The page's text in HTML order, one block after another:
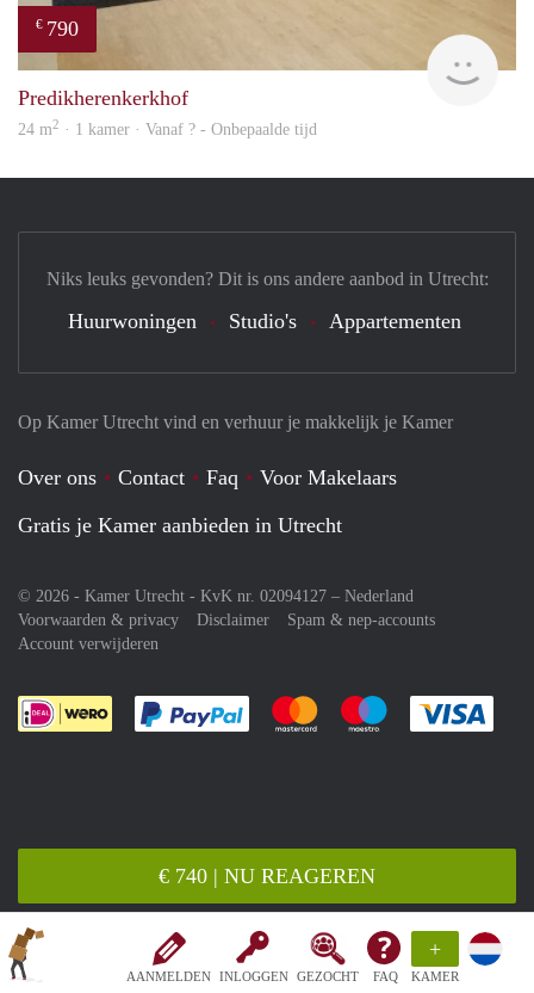
AANMELDEN INLOGGEN GEZOCHT FAQ
+
KAMER
€ 740 | NU REAGEREN
€ 790
Predikherenkerkhof
24 m2 · 1 kamer · Vanaf ? - Onbepaalde tijd
Op Kamer Utrecht vind en verhuur je makkelijk je Kamer
Over ons Contact Faq
Voor Makelaars
Gratis je Kamer aanbieden in Utrecht
© 2026 - Kamer Utrecht - KvK nr. 02094127 – Nederland
Voorwaarden & privacy
Disclaimer
Spam & nep-accounts
Account verwijderen
Je rekent gemakkelijk af met Paypal
Je rekent gemakkelijk af met
Je rekent
Niks leuks gevonden? Dit is ons andere aanbod in Utrecht:
Huurwoningen Studio's Appartementen